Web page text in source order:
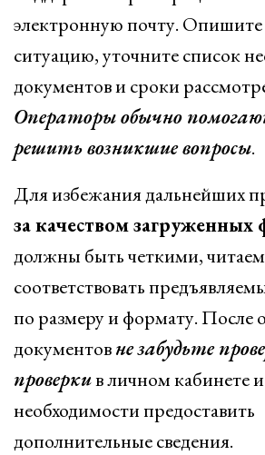
электронную почту.
ситуацию, уточните список
документов и сроки
Операторы обычно
решить возникшие вопросы.
Для избежания дальнейших
за качеством загруженных
должны быть четкими,
соответствовать
по размеру и формату. После
документовне забудьте
проверкив личном кабинете
необходимости предоставить
дополнительные сведения.